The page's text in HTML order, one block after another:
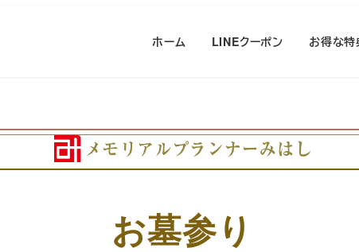
ホーム LINEクーポン お得な特
お墓参り